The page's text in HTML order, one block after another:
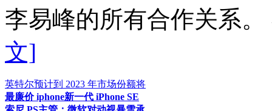
李易峰的所有合作关系
文]
英特尔预计到 2023 年市场份额将
最廉价 iphone新一代 iPhone SE